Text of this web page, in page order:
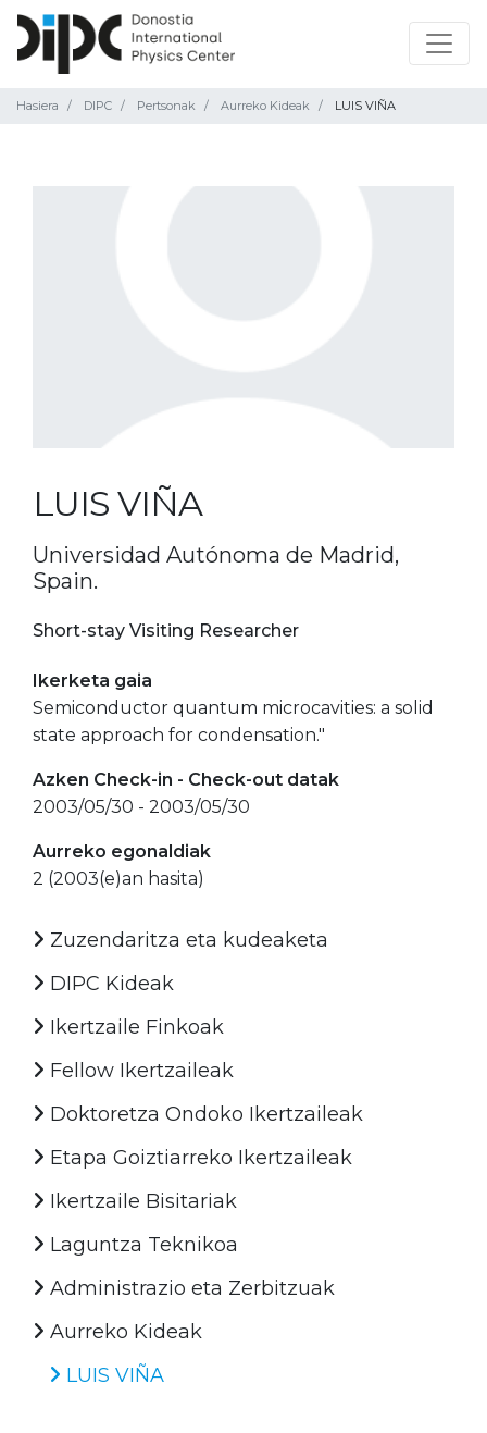
Hasiera DIPC Pertsonak Aurreko Kideak LUIS VIÑA
LUIS VIÑA
Universidad Autónoma de Madrid,
Spain.
Short-stay Visiting Researcher
Ikerketa gaia
Semiconductor quantum microcavities: a solid
state approach for condensation."
Azken Check-in - Check-out datak
2003/05/30 - 2003/05/30
Aurreko egonaldiak
2 (2003(e)an hasita)
Zuzendaritza eta kudeaketa
DIPC Kideak
Ikertzaile Finkoak
Fellow Ikertzaileak
Doktoretza Ondoko Ikertzaileak
Etapa Goiztiarreko Ikertzaileak
Ikertzaile Bisitariak
Laguntza Teknikoa
Administrazio eta Zerbitzuak
Aurreko Kideak
LUIS VIÑA